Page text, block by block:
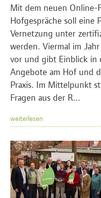
Mit dem neuen Online-
Hofgespräche soll eine
Vernetzung unter
werden. Viermal im
vor und gibt Einblick in
Angebote am Hof und
Praxis. Im Mittelpunkt
Fragen aus der R...
weiterlesen